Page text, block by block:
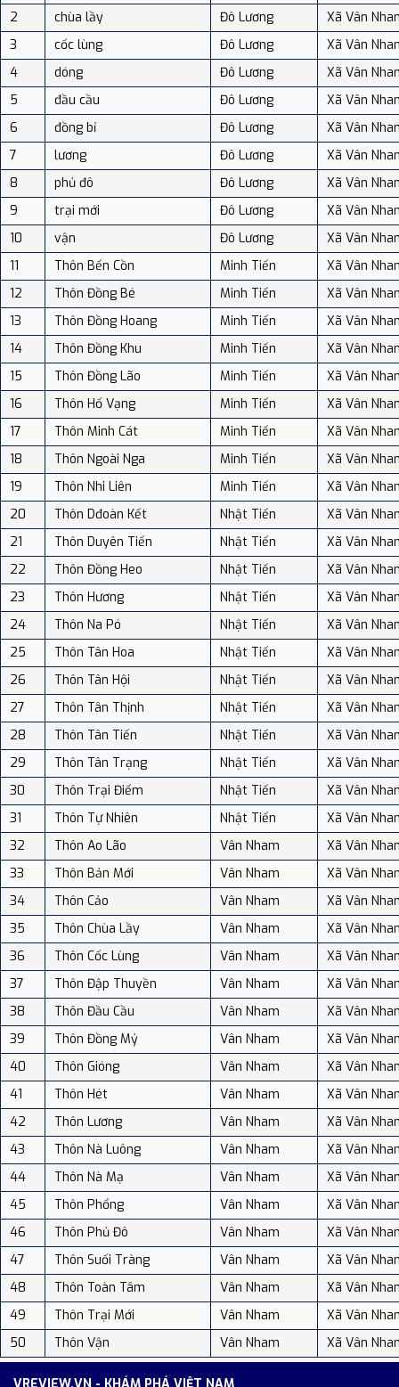
2
chùa lầy Đô Lương
Xã Vân
3
cốc lùng Đô Lương
Xã Vân
4
dóng Đô Lương
Xã Vân
5
đầu cầu Đô Lương
Xã Vân
6
đồng bỉ Đô Lương
Xã Vân
7
lương Đô Lương
Xã Vân
8
phủ đô Đô Lương
Xã Vân
9
trại mới Đô Lương
Xã Vân
10
vận Đô Lương
Xã Vân
11
Thôn Bến Cồn Minh Tiến
Xã Vân
12
Thôn Đồng Bé Minh Tiến
Xã Vân
13
Thôn Đồng Hoang Minh Tiến
Xã Vân
14
Thôn Đồng Khu Minh Tiến
Xã Vân
15
Thôn Đồng Lão Minh Tiến
Xã Vân
16
Thôn Hố Vạng Minh Tiến
Xã Vân
17
Thôn Minh Cát Minh Tiến
Xã Vân
18
Thôn Ngoài Nga Minh Tiến
Xã Vân
19
Thôn Nhi Liên Minh Tiến
Xã Vân
20
Thôn Dđoàn Kết Nhật Tiến
Xã Vân
21
Thôn Duyên Tiến Nhật Tiến
Xã Vân
22
Thôn Đồng Heo Nhật Tiến
Xã Vân
23
Thôn Hương Nhật Tiến
Xã Vân
24
Thôn Na Pó Nhật Tiến
Xã Vân
25
Thôn Tân Hoa Nhật Tiến
Xã Vân
26
Thôn Tân Hội Nhật Tiến
Xã Vân
27
Thôn Tân Thịnh Nhật Tiến
Xã Vân
28
Thôn Tân Tiến Nhật Tiến
Xã Vân
29
Thôn Tân Trạng Nhật Tiến
Xã Vân
30
Thôn Trại Điếm Nhật Tiến
Xã Vân
31
Thôn Tự Nhiên Nhật Tiến
Xã Vân
32
Thôn Ao Lão Vân Nham
Xã Vân
33
Thôn Bản Mới Vân Nham
Xã Vân
34
Thôn Cảo Vân Nham
Xã Vân
35
Thôn Chùa Lầy Vân Nham
Xã Vân
36
Thôn Cốc Lùng Vân Nham
Xã Vân
37
Thôn Đập Thuyền Vân Nham
Xã Vân
38
Thôn Đầu Cầu Vân Nham
Xã Vân
39
Thôn Đồng Mỷ Vân Nham
Xã Vân
40
Thôn Gióng Vân Nham
Xã Vân
41
Thôn Hét Vân Nham
Xã Vân
42
Thôn Lương Vân Nham
Xã Vân
43
Thôn Nà Luông Vân Nham
Xã Vân
44
Thôn Nà Mạ Vân Nham
Xã Vân
45
Thôn Phổng Vân Nham
Xã Vân
46
Thôn Phủ Đô Vân Nham
Xã Vân
47
Thôn Suối Tràng Vân Nham
Xã Vân
48
Thôn Toàn Tâm Vân Nham
Xã Vân
49
Thôn Trại Mới Vân Nham
Xã Vân
50
Thôn Vận Vân Nham Xã Vân